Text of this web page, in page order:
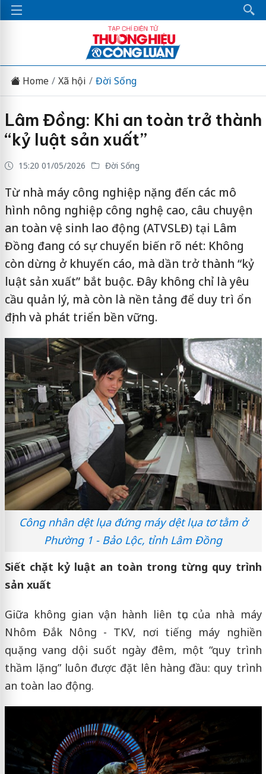
Home Xã hội Đời Sống
Lâm Đồng: Khi an toàn trở thành
“kỷ luật sản xuất”
15:20 01/05/2026 Đời Sống
Từ nhà máy công nghiệp nặng đến các mô
hình nông nghiệp công nghệ cao, câu chuyện
an toàn vệ sinh lao động (ATVSLĐ) tại Lâm
Đồng đang có sự chuyển biến rõ nét: Không
còn dừng ở khuyến cáo, mà dần trở thành “kỷ
luật sản xuất” bắt buộc. Đây không chỉ là yêu
cầu quản lý, mà còn là nền tảng để duy trì ổn
định và phát triển bền vững.
Công nhân dệt lụa đứng máy dệt lụa tơ tằm ở
Phường 1 - Bảo Lộc, tỉnh Lâm Đồng
Siết chặt kỷ luật an toàn trong từng quy trình
sản xuất
Giữa không gian vận hành liên tục của nhà máy
Nhôm Đắk Nông - TKV, nơi tiếng máy nghiền
quặng vang dội suốt ngày đêm, một “quy trình
thầm lặng” luôn được đặt lên hàng đầu: quy trình
an toàn lao động.